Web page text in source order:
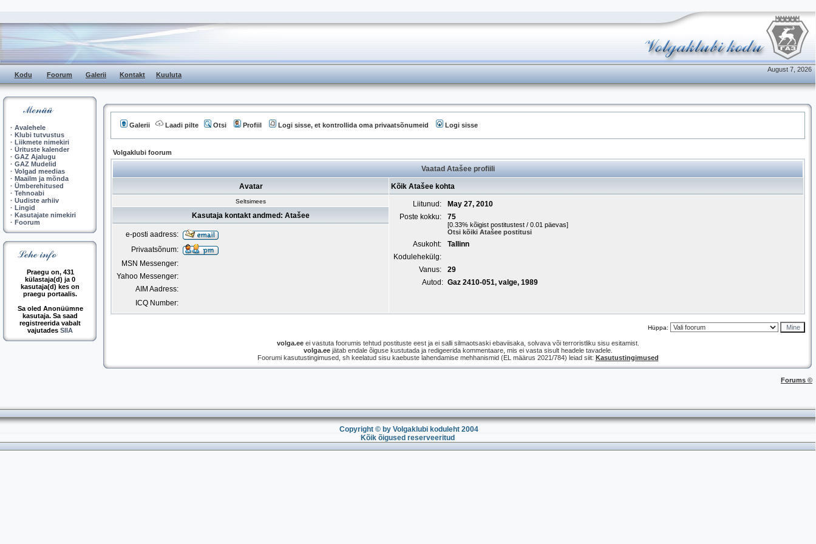
Kodu Foorum Galerii Kontakt Kuuluta
August 7, 2026
· Avalehele
· Klubi tutvustus
· Liikmete nimekiri
· Ürituste kalender
· GAZ Ajalugu
· GAZ Mudelid
· Volgad meedias
· Maailm ja mõnda
· Ümberehitused
· Tehnoabi
· Uudiste arhiiv
· Lingid
· Kasutajate nimekiri
· Foorum
Praegu on, 431
külastaja(d) ja 0
kasutaja(d) kes on
praegu portaalis.
Sa oled Anonüümne
kasutaja. Sa saad
registreerida vabalt
vajutades SIIA
Galerii Laadi pilte Otsi Profiil Logi sisse, et kontrollida oma privaatsõnumeid Logi sisse
Volgaklubi foorum
Vaatad Atašee profiili
Avatar Kõik Atašee kohta
Seltsimees Liitunud:
May 27, 2010
Poste kokku:
75
[0.33% kõigist postitustest / 0.01 päevas]
Otsi kõiki Atašee postitusi
Asukoht:
Tallinn
Kodulehekülg:
Vanus:
29
Autod: Gaz 2410-051, valge, 1989
Kasutaja kontakt andmed: Atašee
e-posti aadress:
Privaatsõnum:
MSN Messenger:
Yahoo Messenger:
AIM Aadress:
ICQ Number:
Hüppa:
volga.eeei vastuta foorumis tehtud postituste eest ja ei salli silmaotsaski ebaviisaka, solvava või terroristliku sisu esitamist.
volga.eejätab endale õiguse kustutada ja redigeerida kommentaare, mis ei vasta sisult headele tavadele.
Foorumi kasutustingimused, sh keelatud sisu kaebuste lahendamise mehhanismid (EL määrus 2021/784) leiad siit: Kasutustingimused
Forums ©
Copyright © by Volgaklubi koduleht 2004
Kõik õigused reserveeritud